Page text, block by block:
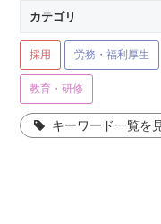
カテゴリ
採用 労務・福利厚生
教育・研修
キーワード一覧を